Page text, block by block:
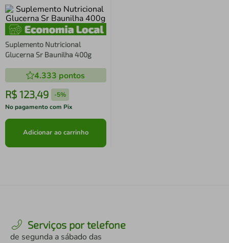
Suplemento Nutricional
Glucerna Sr Baunilha 400g
4.333 pontos
R$ 123,49 -5%
No pagamento com Pix
Adicionar ao carrinho
Serviços por telefone
de segunda a sábado das